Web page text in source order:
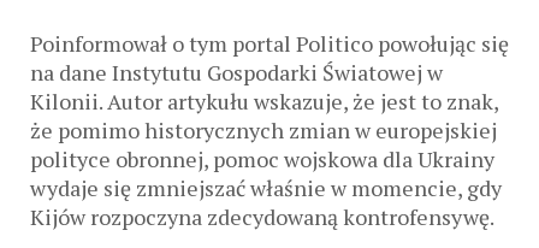
Poinformował o tym portal Politico powołując się
na dane Instytutu Gospodarki Światowej w
Kilonii. Autor artykułu wskazuje, że jest to znak,
że pomimo historycznych zmian w europejskiej
polityce obronnej, pomoc wojskowa dla Ukrainy
wydaje się zmniejszać właśnie w momencie, gdy
Kijów rozpoczyna zdecydowaną kontrofensywę.